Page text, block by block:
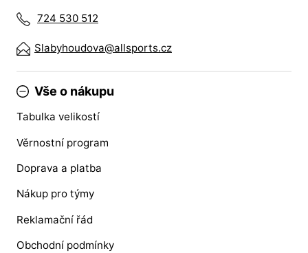
724 530 512
Slabyhoudova@allsports.cz
Vše o nákupu
Tabulka velikostí
Věrnostní program
Doprava a platba
Nákup pro týmy
Reklamační řád
Obchodní podmínky